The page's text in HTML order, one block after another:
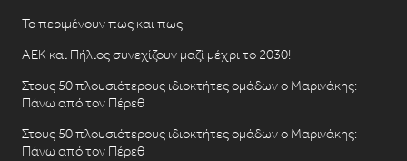
Το περιμένουν πως και πως
ΑΕΚ και Πήλιος συνεχίζουν μαζί μέχρι το 2030!
Στους 50 πλουσιότερους ιδιοκτήτες ομάδων ο Μαρινάκης:
Πάνω από τον Πέρεθ
Στους 50 πλουσιότερους ιδιοκτήτες ομάδων ο Μαρινάκης:
Πάνω από τον Πέρεθ